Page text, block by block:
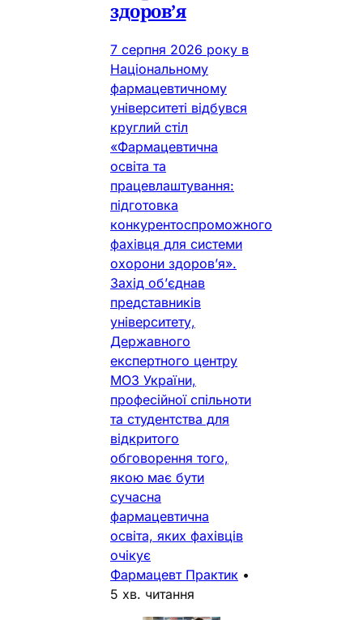
здоров’я
7 серпня 2026 року в
Національному
фармацевтичному
університеті відбувся
круглий стіл
«Фармацевтична
освіта та
працевлаштування:
підготовка
конкурентоспроможного
фахівця для системи
охорони здоров’я».
Захід об’єднав
представників
університету,
Державного
експертного центру
МОЗ України,
професійної спільноти
та студентства для
відкритого
обговорення того,
якою має бути
сучасна
фармацевтична
освіта, яких фахівців
очікує
Фармацевт Практик •
5 хв. читання